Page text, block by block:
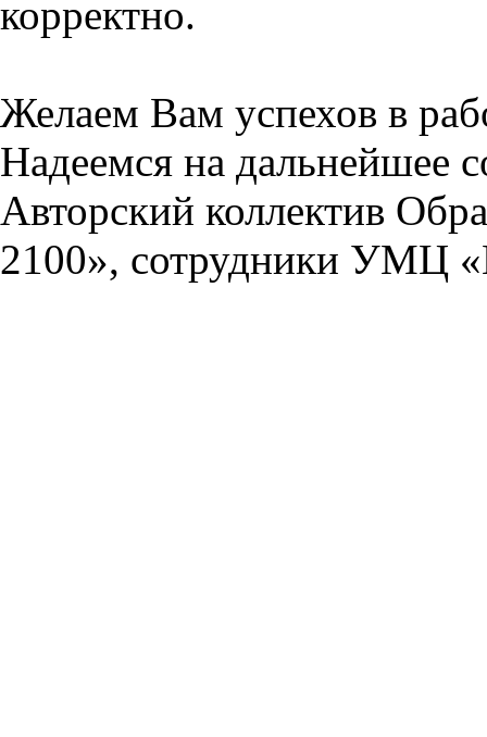
корректно.
Желаем Вам успехов в
Надеемся на дальнейшее
Авторский коллектив
2100», сотрудники УМЦ